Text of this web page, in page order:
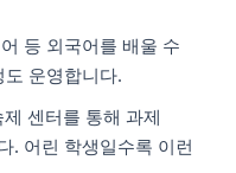
등 외국어를 배울 수
운영합니다.
센터를 통해 과제
. 어린 학생일수록 이런